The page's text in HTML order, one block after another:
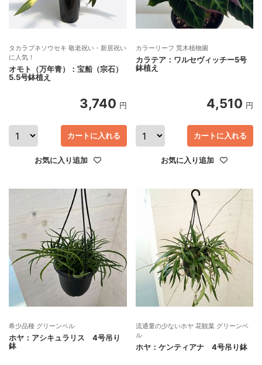
タカラブネソウセキ 敬老祝い・新居祝い
に人気！
オモト（万年青）：宝船（宗石）
5.5号鉢植え
3,740 円
カートに入れる
お気に入り追加
カラーリーフ 荒木植物園
カラテア：ワルセヴィッチー5号
鉢植え
4,510 円
カートに入れる
お気に入り追加
希少品種 グリーンベル
ホヤ：アシキュラリス 4号吊り
鉢
流通量の少ないホヤ 花観葉 グリーンベ
ル
ホヤ：ケンティアナ 4号吊り鉢